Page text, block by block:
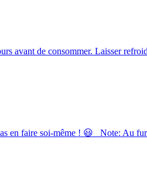
avant de consommer. Laisser
en faire soi-même ! 😃 _Note: Au